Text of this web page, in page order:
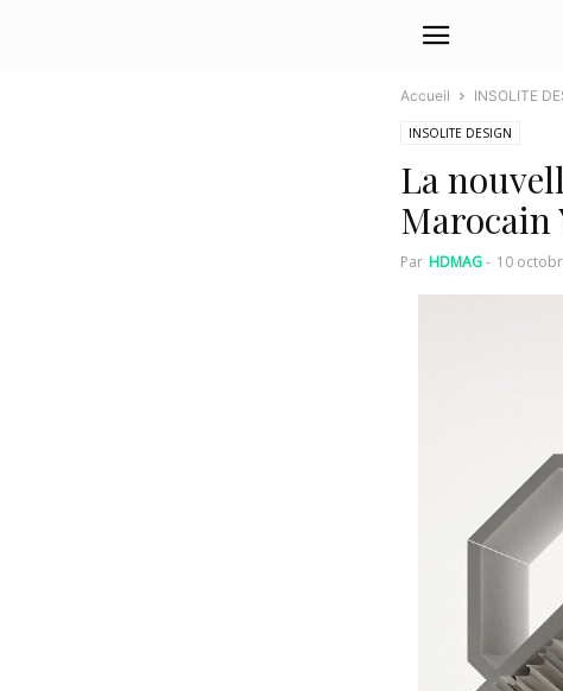
Accueil INSOLITE
INSOLITE DESIGN
La
Marocain
Par HDMAG- 10